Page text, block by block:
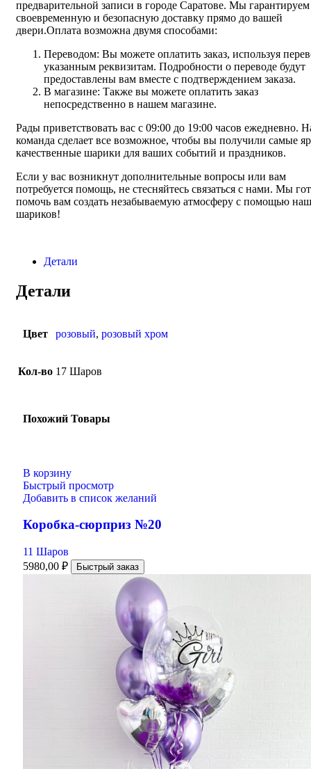
предварительной записи в городе Саратове. Мы гарантируем
своевременную и безопасную доставку прямо до вашей
двери.Оплата возможна двумя способами:
Переводом: Вы можете оплатить заказ, используя
указанным реквизитам. Подробности о переводе будут
предоставлены вам вместе с подтверждением заказа.
В магазине: Также вы можете оплатить заказ
непосредственно в нашем магазине.
Рады приветствовать вас с 09:00 до 19:00 часов ежедневно.
команда сделает все возможное, чтобы вы получили самые
качественные шарики для ваших событий и праздников.
Если у вас возникнут дополнительные вопросы или вам
потребуется помощь, не стесняйтесь связаться с нами. Мы
помочь вам создать незабываемую атмосферу с помощью
шариков!
Детали
Детали
Цвет розовый, розовый хром
Кол-во 17 Шаров
Похожий Товары
В корзину
Быстрый просмотр
Добавить в список желаний
Коробка-сюрприз №20
11 Шаров
5980,00 ₽ Быстрый заказ